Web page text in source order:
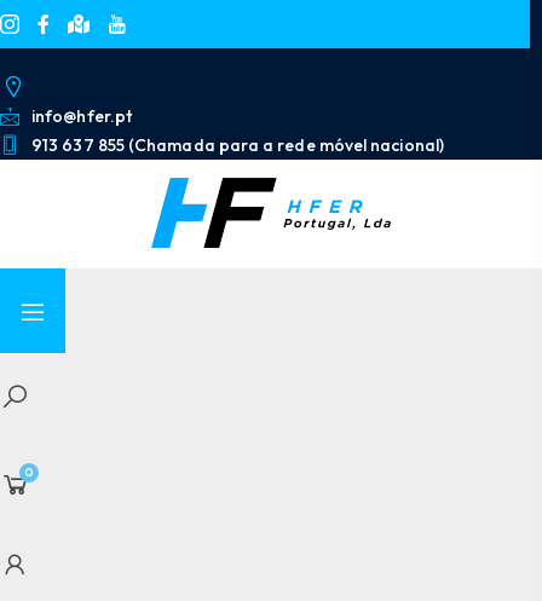
info@hfer.pt
913 637 855 (Chamada para a rede móvel nacional)
0